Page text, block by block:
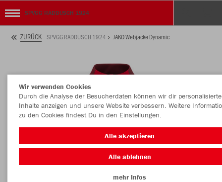
SPVGG RADDUSCH 1924
ZURÜCK SPVGG RADDUSCH 1924 JAKO Webjacke Dynamic
Wir verwenden Cookies
Durch die Analyse der Besucherdaten können wir dir personalisierte
Inhalte anzeigen und unsere Website verbessern. Weitere
zu den Cookies findest Du in den Einstellungen.
Alle akzeptieren
Alle ablehnen
mehr Infos